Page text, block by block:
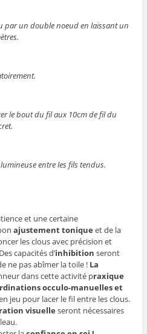
par un double noeud en laissant un
le bout du fil aux 10cm de fil du
entre les fils tendus.
et une certaine
ajustement tonique et de la
les clous avec précision et
capacités d’inhibition seront
ne pas abîmer la toile ! La
dans cette activité praxique
occulo-manuelles et
jeu pour lacer le fil entre les clous.
visuelle seront nécessaires